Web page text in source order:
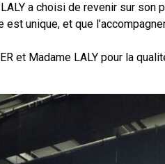
a choisi de revenir sur son
est unique, et que
et Madame LALY pour la